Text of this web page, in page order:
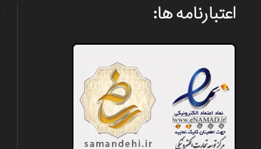
اعتبارنامه ها: